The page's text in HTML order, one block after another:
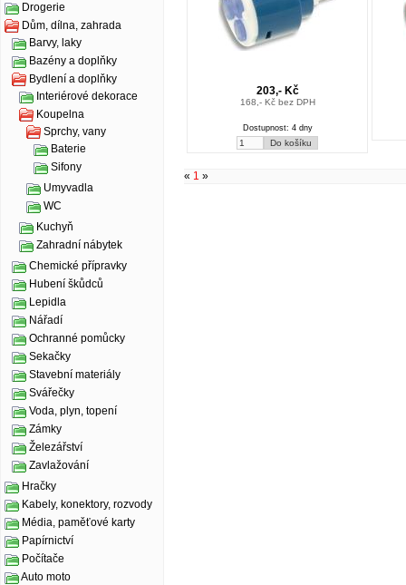
Drogerie
Dům, dílna, zahrada
Barvy, laky
Bazény a doplňky
Bydlení a doplňky
Interiérové dekorace
Koupelna
Sprchy, vany
Baterie
Sifony
Umyvadla
WC
Kuchyň
Zahradní nábytek
Chemické přípravky
Hubení škůdců
Lepidla
Nářadí
Ochranné pomůcky
Sekačky
Stavební materiály
Svářečky
Voda, plyn, topení
Zámky
Železářství
Zavlažování
Hračky
Kabely, konektory, rozvody
Média, paměťové karty
Papírnictví
Počítače
Auto moto
203,- Kč
168,- Kč bez DPH
Dostupnost: 4 dny
« 1 »